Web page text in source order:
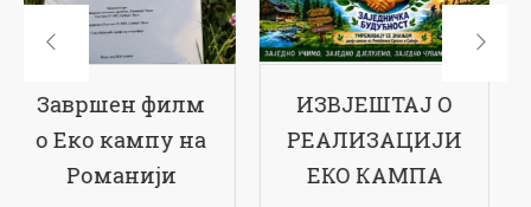
ИЗВЈЕШТАЈ О
РЕАЛИЗАЦИЈИ
ЕКО КАМПА
17-ти рођендан
наше школе